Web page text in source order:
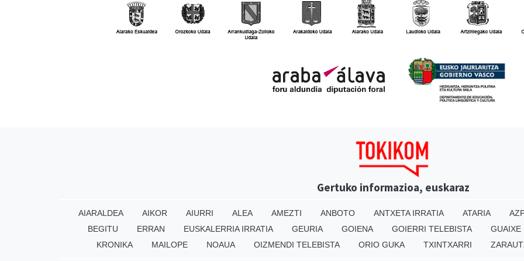
Gertuko informazioa, euskaraz
AIARALDEA AIKOR AIURRI ALEA AMEZTI ANBOTO ANTXETA IRRATIA ATARIA
BEGITU
ERRAN EUSKALERRIA IRRATIA GEURIA GOIENA GOIERRI TELEBISTA
GUAIXE
KRONIKA
MAILOPE NOAUA OIZMENDI TELEBISTA ORIO GUKA TXINTXARRI